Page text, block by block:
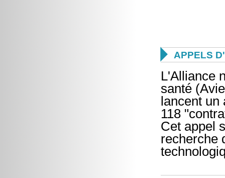
 APPELS
L'Alliance
santé
lancent
118
Cet appel
recherche